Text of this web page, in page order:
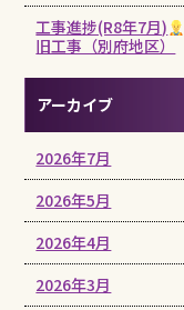
工事進捗(R8年7月)
旧工事（別府地区）
アーカイブ
2026年7月
2026年5月
2026年4月
2026年3月